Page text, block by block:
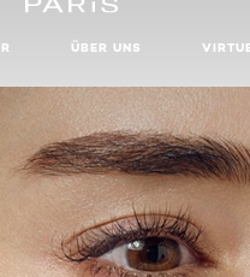
ÜBER UNS